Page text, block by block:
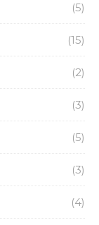
(5)
(15)
(2)
(3)
(5)
(3)
(4)